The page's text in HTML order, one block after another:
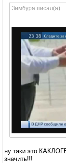
Зимбура писал(а):
ну таки это
значить!!!